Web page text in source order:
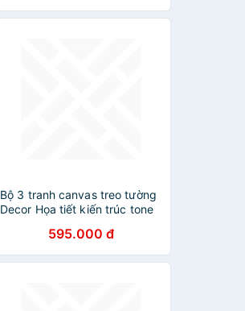
Bộ 3 tranh canvas treo tường
Decor Họa tiết kiến trúc tone
595.000 đ